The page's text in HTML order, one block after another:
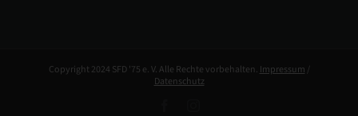
Copyright 2024 SFD '75 e. V. Alle Rechte vorbehalten.Impressum /
Datenschutz